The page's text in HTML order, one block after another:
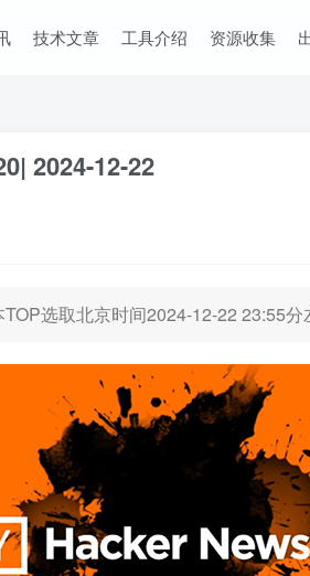
技术文章 工具介绍 资源收集
2024-12-22
选取北京时间2024-12-22 23:55分